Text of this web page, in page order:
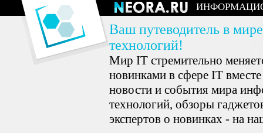
Ваш путеводитель в
технологий!
Мир IT стремительно
новинками в сфере IT
новости и события мира
технологий, обзоры
экспертов о новинках - на